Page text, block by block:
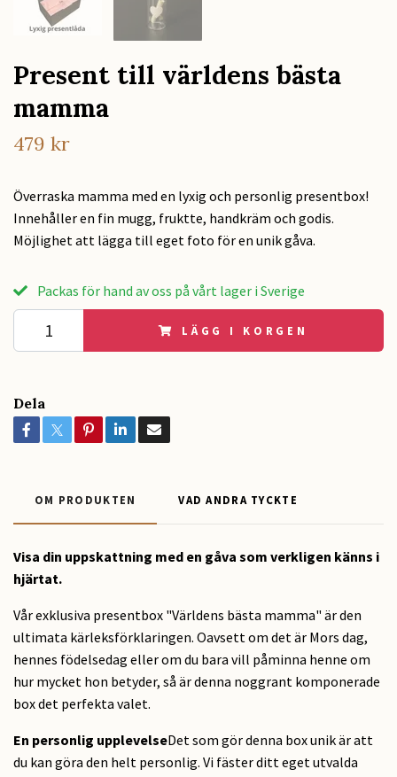
Present till världens bästa
mamma
479 kr
Överraska mamma med en lyxig och personlig presentbox!
Innehåller en fin mugg, fruktte, handkräm och godis.
Möjlighet att lägga till eget foto för en unik gåva.
Packas för hand av oss på vårt lager i Sverige
LÄGG I KORGEN
Dela
OM PRODUKTEN VAD ANDRA TYCKTE
Visa din uppskattning med en gåva som verkligen känns i
hjärtat.
Vår exklusiva presentbox "Världens bästa mamma" är den
ultimata kärleksförklaringen. Oavsett om det är Mors dag,
hennes födelsedag eller om du bara vill påminna henne om
hur mycket hon betyder, så är denna noggrant komponerade
box det perfekta valet.
En personlig upplevelseDet som gör denna box unik är att
du kan göra den helt personlig. Vi fäster ditt eget utvalda